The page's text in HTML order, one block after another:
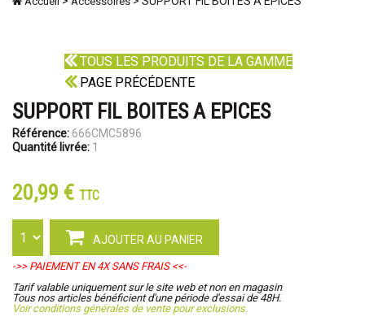
TOUS LES PRODUITS DE LA GAMME
PAGE PRÉCÉDENTE
SUPPORT FIL BOITES A EPICES
Référence: 666CMC5896
Quantité livrée: 1
20,99 € TTC
AJOUTER AU PANIER
->> PAIEMENT EN 4X SANS FRAIS <<-
Tarif valable uniquement sur le site web et non en magasin
Tous nos articles bénéficient d'une période d'essai de 48H.
Voir conditions générales de vente pour exclusions.